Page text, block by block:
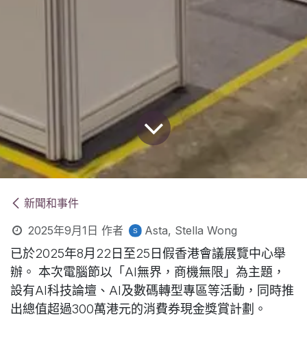
新聞和事件
2025年9月1日 作者 Asta, Stella Wong
已於2025年8月22日至25日假香港會議展覽中心舉
辦。 本次電腦節以「AI無界，商機無限」為主題，
設有AI科技論壇、AI及數碼轉型專區等活動，同時推
出總值超過300萬港元的消費券現金獎賞計劃。